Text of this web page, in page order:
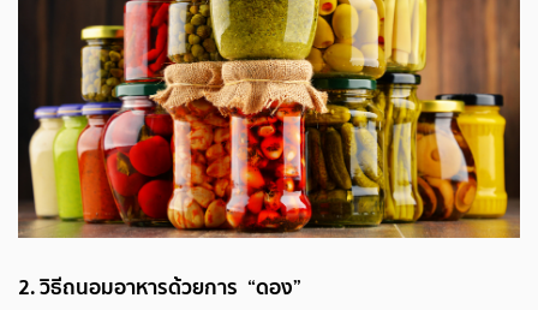
2. วิธีถนอมอาหารด้วยการ “ดอง”